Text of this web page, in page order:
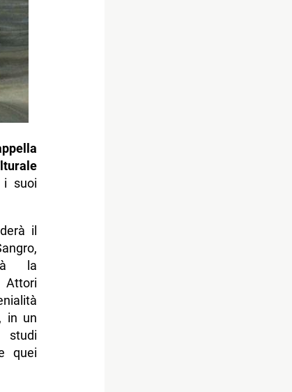
suoi
il
la
in un
quei